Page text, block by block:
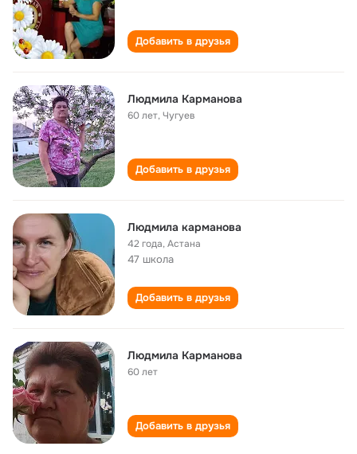
Добавить в друзья
Людмила Карманова
60 лет,Чугуев
Добавить в друзья
Людмила карманова
42 года,Астана
47 школа
Добавить в друзья
Людмила Карманова
60 лет
Добавить в друзья